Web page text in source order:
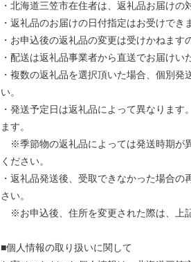
・北海道三笠市在住者は、返礼品お届けの
・返礼品のお届けの日付指定はお受けでき
・お申込後の返礼品の変更は受けかねます
・配送は返礼品事業者から直送でお届けい
・複数の返礼品を選択頂いた場合、個別
い。
・発送予定日は返礼品によって異なりま
ます。
※季節物の返礼品によっては発送時期が
ください。
・返礼品発送後、受取できなかった場合
さい。
※お申込後、住所を変更された際は、上
■個人情報の取り扱いに関して